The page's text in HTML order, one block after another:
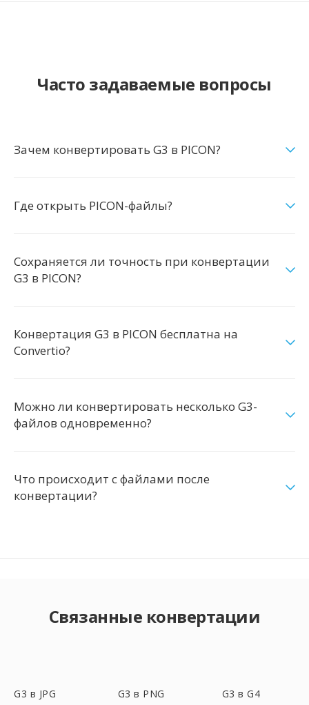
Часто задаваемые вопросы
Зачем конвертировать G3 в PICON?
Где открыть PICON-файлы?
Сохраняется ли точность при конвертации
G3 в PICON?
Конвертация G3 в PICON бесплатна на
Convertio?
Можно ли конвертировать несколько G3-
файлов одновременно?
Что происходит с файлами после
конвертации?
Связанные конвертации
G3 в JPG G3 в PNG G3 в G4